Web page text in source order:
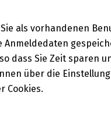
als vorhandenen
Anmeldedaten
dass Sie Zeit sparen
über die
Cookies.